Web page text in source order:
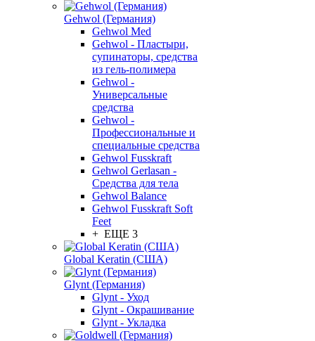
Gehwol (Германия)
Gehwol Med
Gehwol - Пластыри,
супинаторы, средства
из гель-полимера
Gehwol -
Универсальные
средства
Gehwol -
Профессиональные и
специальные средства
Gehwol Fusskraft
Gehwol Gerlasan -
Средства для тела
Gehwol Balance
Gehwol Fusskraft Soft
Feet
+ ЕЩЕ 3
Global Keratin (США)
Glynt (Германия)
Glynt - Уход
Glynt - Окрашивание
Glynt - Укладка